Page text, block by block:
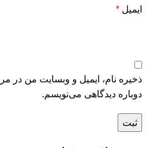
ایمیل *
ذخیره نام، ایمیل و وبسایت من در
دوباره دیدگاهی می‌نویسم.